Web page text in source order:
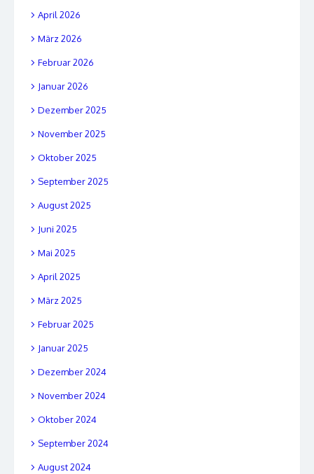
April 2026
März 2026
Februar 2026
Januar 2026
Dezember 2025
November 2025
Oktober 2025
September 2025
August 2025
Juni 2025
Mai 2025
April 2025
März 2025
Februar 2025
Januar 2025
Dezember 2024
November 2024
Oktober 2024
September 2024
August 2024